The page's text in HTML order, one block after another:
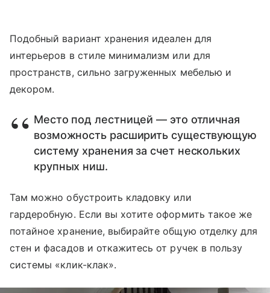
Подобный вариант хранения идеален для
интерьеров в стиле минимализм или для
пространств, сильно загруженных мебелью и
декором.
Место под лестницей — это отличная
возможность расширить существующую
систему хранения за счет нескольких
крупных ниш.
Там можно обустроить кладовку или
гардеробную. Если вы хотите оформить такое же
потайное хранение, выбирайте общую отделку для
стен и фасадов и откажитесь от ручек в пользу
системы «клик-клак».